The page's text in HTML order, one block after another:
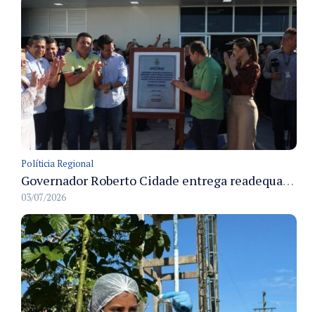
Políticia Regional
Governador Roberto Cidade entrega readequação do ambulatório da FCecon e amplia capacidade de atendimento oncológico em Manaus
03/07/2026